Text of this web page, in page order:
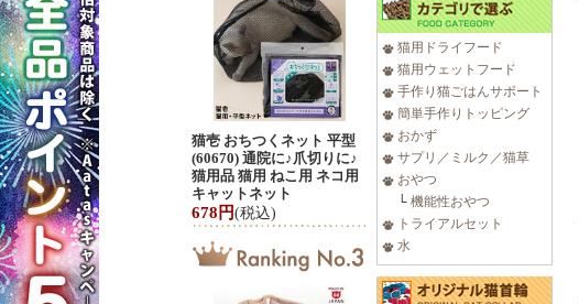
猫壱 おちつくネット 平型
(60670) 通院に♪爪切りに♪
猫用品 猫用 ねこ用 ネコ用
キャットネット
678円(税込)
猫用ドライフード
猫用ウェットフード
手作り猫ごはんサポート
簡単手作りトッピング
おかず
サプリ／ミルク／猫草
おやつ
└ 機能性おやつ
トライアルセット
水